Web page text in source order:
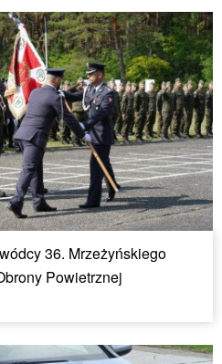
36. Mrzeżyńskiego
Powietrznej